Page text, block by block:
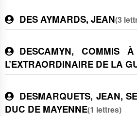
DES AYMARDS, JEAN(3
DESCAMYN, COMMIS
L’EXTRAORDINAIRE DE LA
DESMARQUETS, JEAN,
DUC DE MAYENNE(1 lettres)